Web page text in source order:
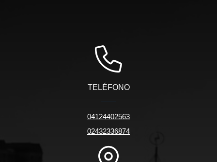
TELÉFONO
04124402563
02432336874